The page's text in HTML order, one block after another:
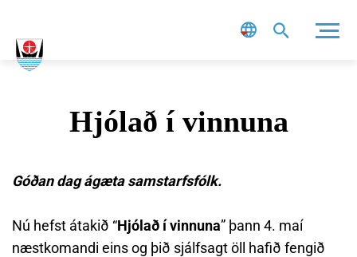
Hjólað í vinnuna
Góðan dag ágæta samstarfsfólk.
Nú hefst átakið “Hjólað í vinnuna” þann 4. maí
næstkomandi eins og þið sjálfsagt öll hafið fengið